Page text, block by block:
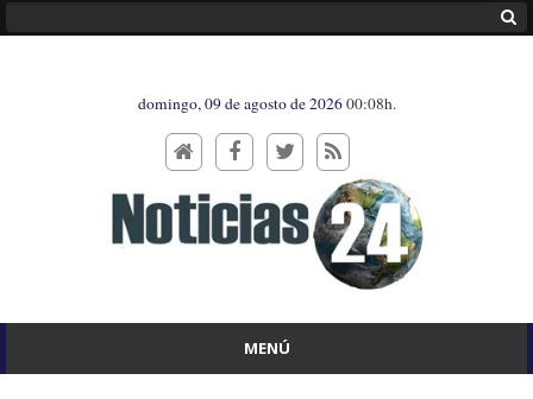
domingo, 09 de agosto de 202600:08h.
MENÚ